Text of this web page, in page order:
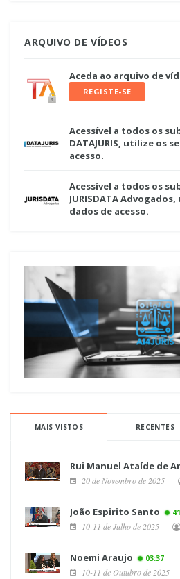
ARQUIVO DE VÍDEOS
Aceda ao arquivo de
REGISTE-SE
Acessível a todos os
DATAJURIS, utilize os
acesso.
Acessível a todos os
JURISDATA
dados de acesso.
MAIS VISTOS RECENTES
Rui Manuel Ataíde de
20 de Novembro de 2025
João Espirito Santo
10-11 de Julho de 2025
Noemi Araujo 03:37
10-11 de Outubro de 2025